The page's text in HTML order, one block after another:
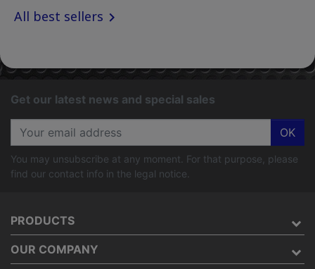
All best sellers 
Get our latest news and special sales
OK
You may unsubscribe at any moment. For that purpose, please
find our contact info in the legal notice.
PRODUCTS
OUR COMPANY